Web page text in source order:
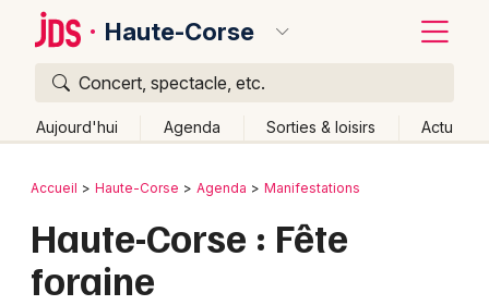
Haute-Corse
Concert, spectacle, etc.
Aujourd'hui Agenda Sorties & loisirs Actu
Publier un événement
Bordeaux
Colmar
Retour
Accueil Haute-Corse Agenda Manifestations
Haute-Corse : Fête
foraine
Quoi ?
Où ?
Changer de lieu
Quand ?